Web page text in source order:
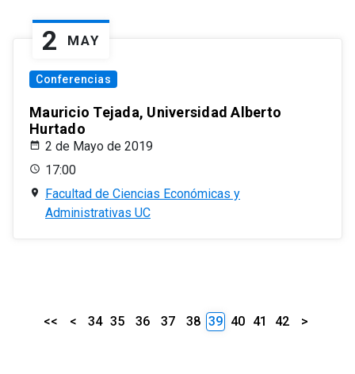
2 MAY
Conferencias
Mauricio Tejada, Universidad Alberto
Hurtado
2 de Mayo de 2019
17:00
Facultad de Ciencias Económicas y
Administrativas UC
<< < 34 35 36 37 38 39 40 41 42 >